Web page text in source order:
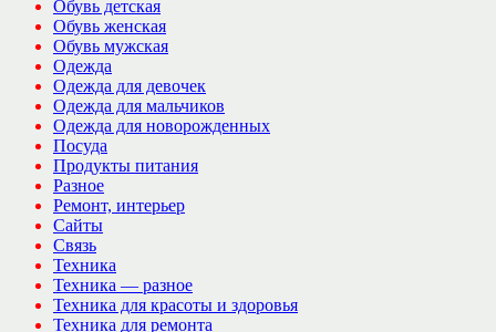
Обувь детская
Обувь женская
Обувь мужская
Одежда
Одежда для девочек
Одежда для мальчиков
Одежда для новорожденных
Посуда
Продукты питания
Разное
Ремонт, интерьер
Сайты
Связь
Техника
Техника — разное
Техника для красоты и здоровья
Техника для ремонта